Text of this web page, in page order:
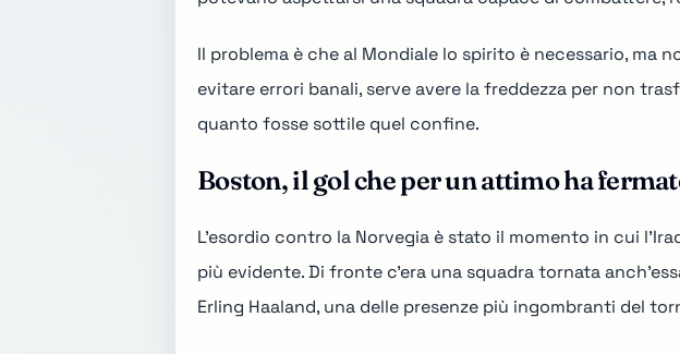
Il problema è che al Mondiale lo spirito è necessario, ma
evitare errori banali, serve avere la freddezza per non
quanto fosse sottile quel confine.
Boston, il gol che per un attimo ha
L'esordio contro la Norvegia è stato il momento in cui
più evidente. Di fronte c'era una squadra tornata
Erling Haaland, una delle presenze più ingombranti del